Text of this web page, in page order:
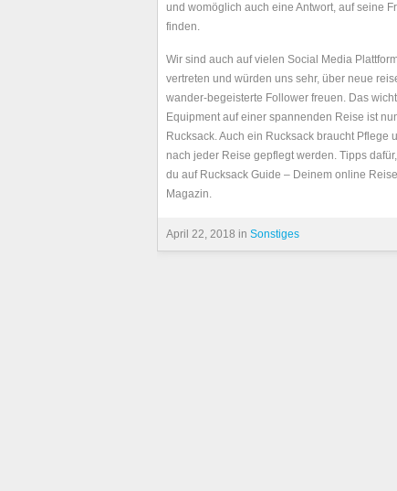
und womöglich auch eine Antwort, auf seine
finden.
Wir sind auch auf vielen Social Media
vertreten und würden uns sehr, über neue
wander-begeisterte Follower freuen. Das
Equipment auf einer spannenden Reise ist
Rucksack. Auch ein Rucksack braucht Pflege
nach jeder Reise gepflegt werden. Tipps
du auf Rucksack Guide – Deinem online Reise
Magazin.
April 22, 2018 in Sonstiges